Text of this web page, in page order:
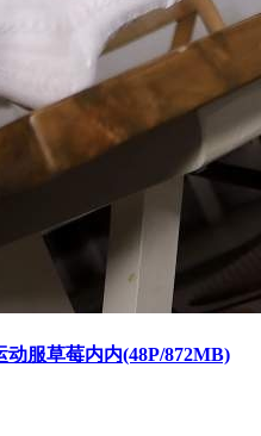
动服草莓内内(48P/872MB)